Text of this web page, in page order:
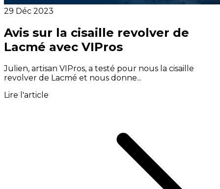
29 Déc 2023
Avis sur la cisaille revolver de
Lacmé avec VIPros
Julien, artisan VIPros, a testé pour nous la cisaille
revolver de Lacmé et nous donne...
Lire l'article